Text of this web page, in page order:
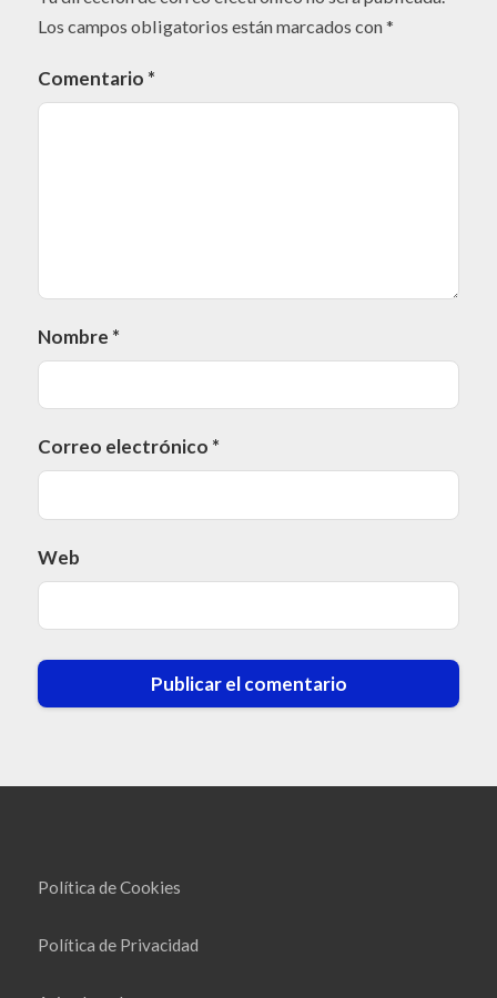
Los campos obligatorios están marcados con*
Comentario *
Nombre *
Correo electrónico *
Web
Política de Cookies
Política de Privacidad